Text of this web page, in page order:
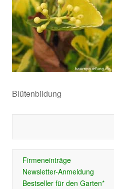
Blütenbildung
Firmeneinträge
Newsletter-Anmeldung
Bestseller für den Garten*